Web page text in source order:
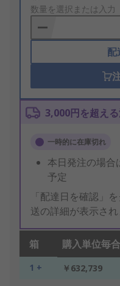
to
Basket
数量を選択または入力
配
3,000円を超え
一時的に在庫切れ
本日発注の場合
予定
「配達日を確認」
送の詳細が表示され
箱 購入単位毎
1 + ￥632,739